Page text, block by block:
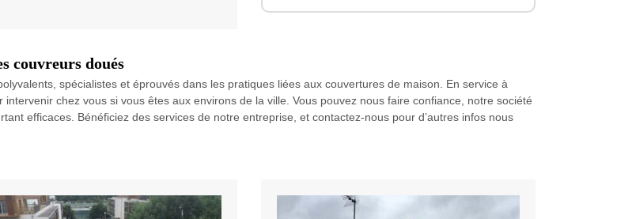
couvreurs doués
spécialistes et éprouvés dans les pratiques liées aux couvertures de maison. En service à
chez vous si vous êtes aux environs de la ville. Vous pouvez nous faire confiance, notre société
efficaces. Bénéficiez des services de notre entreprise, et contactez-nous pour d’autres infos nous